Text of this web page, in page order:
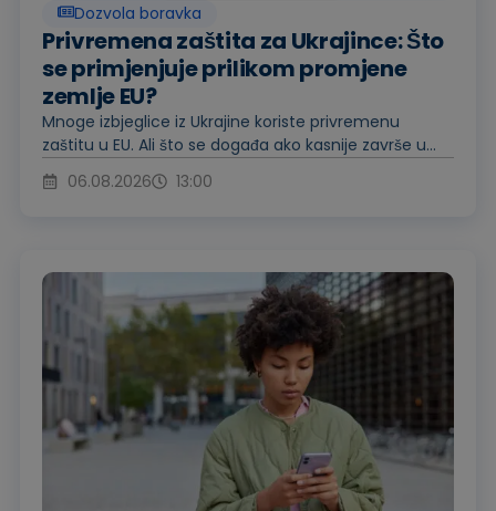
Dozvola boravka
Privremena zaštita za Ukrajince: Što
se primjenjuje prilikom promjene
zemlje EU?
Mnoge izbjeglice iz Ukrajine koriste privremenu
zaštitu u EU. Ali što se događa ako kasnije završe u...
06.08.2026
13:00